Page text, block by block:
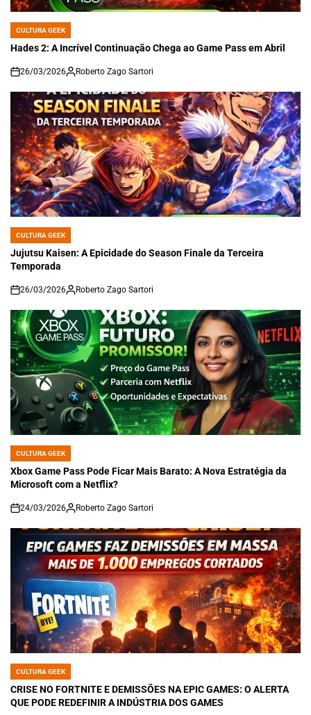
POSTED
IN
CULTURA GEEK
Hades 2: A Incrível Continuação Chega ao Game Pass em Abril
on
26/03/2026 Roberto Zago Sartori
POSTED
IN
CULTURA GEEK
Jujutsu Kaisen: A Epicidade do Season Finale da Terceira
Temporada
on
26/03/2026 Roberto Zago Sartori
POSTED
IN
CULTURA GEEK
Xbox Game Pass Pode Ficar Mais Barato: A Nova Estratégia da
Microsoft com a Netflix?
on
24/03/2026 Roberto Zago Sartori
POSTED
IN
CULTURA GEEK
CRISE NO FORTNITE E DEMISSÕES NA EPIC GAMES: O ALERTA
QUE PODE REDEFINIR A INDÚSTRIA DOS GAMES